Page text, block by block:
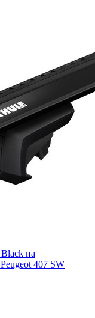
на
407 SW